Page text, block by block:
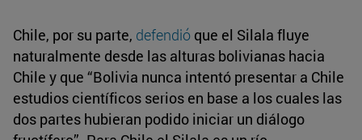
Chile, por su parte, defendió que el Silala fluye
naturalmente desde las alturas bolivianas hacia
Chile y que “Bolivia nunca intentó presentar a Chile
estudios científicos serios en base a los cuales las
dos partes hubieran podido iniciar un diálogo